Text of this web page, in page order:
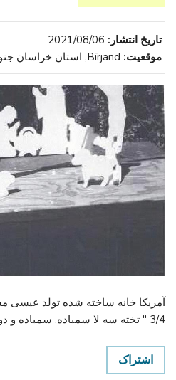
تاریخ انتشار: 2021/08/06
موقعیت: Bīrjand, استان خراسان جنوبی , ایران
آمریکا خانه ساخته شده تولد عیسی
3/4 " تخته سه لا سمباده. سمباده و دو پوشش رنگ سفید رنگ.
اشتراک